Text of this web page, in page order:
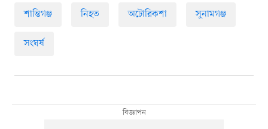
শান্তিগঞ্জ নিহত অটোরিকশা সুনামগঞ্জ
সংঘর্ষ